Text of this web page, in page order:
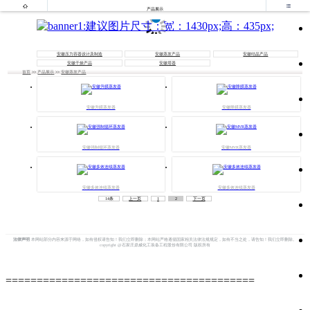

产品展示

安徽压力容器设计及制造 安徽蒸发产品 安徽结晶产品
安徽干燥产品 安徽塔器
首页 >> 产品展示 >>安徽蒸发产品
安徽升膜蒸发器 安徽降膜蒸发器
安徽强制循环蒸发器 安徽MVR蒸发器
安徽多效连续蒸发器 安徽多效连续蒸发器
14条 上一页 1 2 下一页
法律声明 本网站部分内容来源于网络，如有侵权请告知！我们立即删除；本网站严格遵循国家相关法律法规规定，如有不当之处，请告知！我们立即删除。
copyright @石家庄鼎威化工装备工程股份有限公司 版权所有
========================================